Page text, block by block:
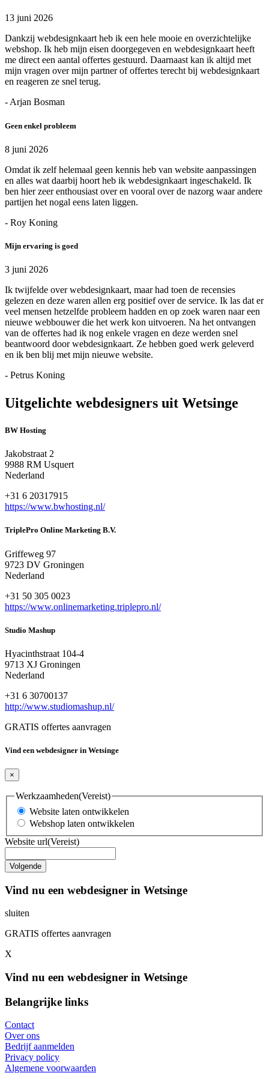
13 juni 2026
Dankzij webdesignkaart heb ik een hele mooie en overzichtelijke
webshop. Ik heb mijn eisen doorgegeven en webdesignkaart heeft
me direct een aantal offertes gestuurd. Daarnaast kan ik altijd met
mijn vragen over mijn partner of offertes terecht bij webdesignkaart
en reageren ze snel terug.
- Arjan Bosman
Geen enkel probleem
8 juni 2026
Omdat ik zelf helemaal geen kennis heb van website aanpassingen
en alles wat daarbij hoort heb ik webdesignkaart ingeschakeld. Ik
ben hier zeer enthousiast over en vooral over de nazorg waar andere
partijen het nogal eens laten liggen.
- Roy Koning
Mijn ervaring is goed
3 juni 2026
Ik twijfelde over webdesignkaart, maar had toen de recensies
gelezen en deze waren allen erg positief over de service. Ik las dat er
veel mensen hetzelfde probleem hadden en op zoek waren naar een
nieuwe webbouwer die het werk kon uitvoeren. Na het ontvangen
van de offertes had ik nog enkele vragen en deze werden snel
beantwoord door webdesignkaart. Ze hebben goed werk geleverd
en ik ben blij met mijn nieuwe website.
- Petrus Koning
Uitgelichte webdesigners uit Wetsinge
BW Hosting
Jakobstraat 2
9988 RM Usquert
Nederland
+31 6 20317915
https://www.bwhosting.nl/
TriplePro Online Marketing B.V.
Griffeweg 97
9723 DV Groningen
Nederland
+31 50 305 0023
https://www.onlinemarketing.triplepro.nl/
Studio Mashup
Hyacinthstraat 104-4
9713 XJ Groningen
Nederland
+31 6 30700137
http://www.studiomashup.nl/
GRATIS offertes aanvragen
Vind een webdesigner in Wetsinge
×
Werkzaamheden(Vereist)
Website laten ontwikkelen
Webshop laten ontwikkelen
Website url(Vereist)
Vind nu een webdesigner in Wetsinge
sluiten
GRATIS offertes aanvragen
X
Vind nu een webdesigner in Wetsinge
Belangrijke links
Contact
Over ons
Bedrijf aanmelden
Privacy policy
Algemene voorwaarden